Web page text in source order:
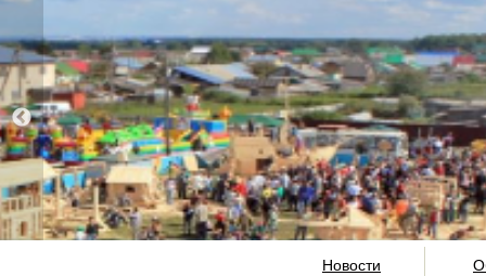
Новости